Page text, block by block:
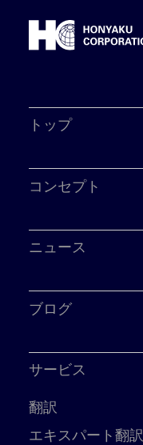
トップ
コンセプト
ニュース
ブログ
サービス
翻訳
エキスパート翻訳